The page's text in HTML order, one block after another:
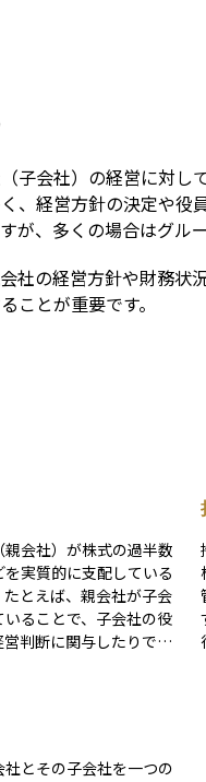
子会社）の経営に対し
、経営方針の決定や役
が、多くの場合はグル
社の経営方針や財務状
ことが重要です。
会社）が株式の過半数
実質的に支配している
とえば、親会社が子会
ることで、子会社の役
判断に関与したりでき
報のひとつになりま
連結決算という形で親
とその子会社を一つの